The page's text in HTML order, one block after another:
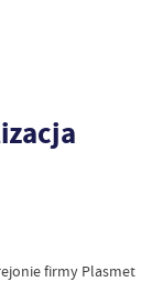
firmy Plasmet